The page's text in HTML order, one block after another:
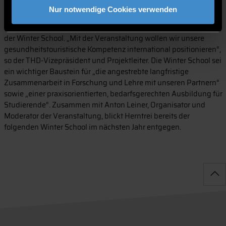
Nur notwendige Cookies verwenden
gastgebenden ECRI.
Prof. Dr. Marcus Herntrei zeigte sich zufrieden mit dem Verlauf
der Winter School. „Mit der Veranstaltung wollen wir unsere
gesundheitstouristische Kompetenz international positionieren“,
so der THD-Vizepräsident und Projektleiter. Die Winter School sei
ein wichtiger Baustein für „die angestrebte langfristige
Zusammenarbeit in Forschung und Lehre mit unseren Partnern“
sowie „einer praxisorientierten, bedarfsgerechten Ausbildung für
Studierende“. Zusammen mit Anton Leiner, Organisator und
Moderator der Veranstaltung, blickt Herntrei bereits der
folgenden Winter School im nächsten Jahr entgegen.